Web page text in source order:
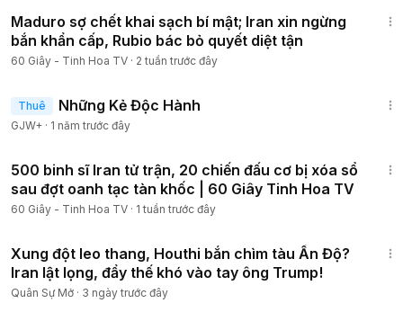
Maduro sợ chết khai sạch bí mật; Iran xin ngừng
bắn khẩn cấp, Rubio bác bỏ quyết diệt tận
60 Giây - Tinh Hoa TV · 2 tuần trước đây
Thuê Những Kẻ Độc Hành
GJW+ · 1 năm trước đây
500 binh sĩ Iran tử trận, 20 chiến đấu cơ bị xóa sổ
sau đợt oanh tạc tàn khốc | 60 Giây Tinh Hoa TV
60 Giây - Tinh Hoa TV · 1 tuần trước đây
Xung đột leo thang, Houthi bắn chìm tàu Ấn Độ?
Iran lật lọng, đẩy thế khó vào tay ông Trump!
Quân Sự Mở · 3 ngày trước đây